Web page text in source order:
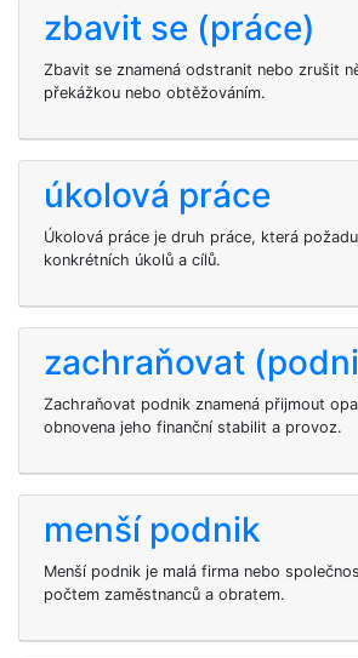
zbavit se (práce)
Zbavit se znamená odstranit nebo zrušit
překážkou nebo obtěžováním.
úkolová práce
Úkolová práce je druh práce, která
konkrétních úkolů a cílů.
zachraňovat
Zachraňovat podnik znamená přijmout
obnovena jeho finanční stabilit a provoz.
menší podnik
Menší podnik je malá firma nebo
počtem zaměstnanců a obratem.